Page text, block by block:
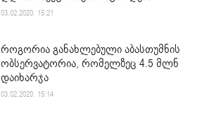
03.02.2020. 15:21
როგორია განახლებული აბასთუმნის
ობსერვატორია, რომელზეც 4.5 მლნ
დაიხარჯა
03.02.2020. 15:14